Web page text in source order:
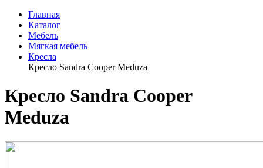
Главная
Каталог
Мебель
Мягкая мебель
Кресла
Кресло Sandra Cooper Meduza
Кресло Sandra Cooper
Meduza